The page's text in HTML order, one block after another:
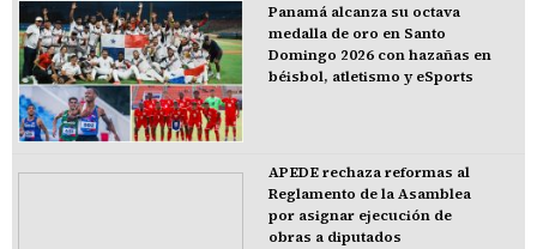
Panamá alcanza su octava
medalla de oro en Santo
Domingo 2026 con hazañas en
béisbol, atletismo y eSports
APEDE rechaza reformas al
Reglamento de la Asamblea
por asignar ejecución de
obras a diputados